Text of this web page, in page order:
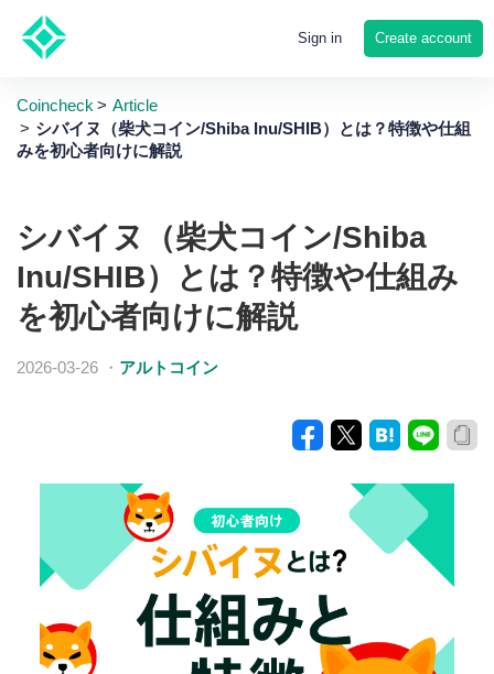
Sign in Create account
Coincheck
Article
シバイヌ（柴犬コイン/Shiba Inu/SHIB）とは？特徴や仕組
みを初心者向けに解説
シバイヌ（柴犬コイン/Shiba
Inu/SHIB）とは？特徴や仕組み
を初心者向けに解説
2026-03-26 ・ アルトコイン